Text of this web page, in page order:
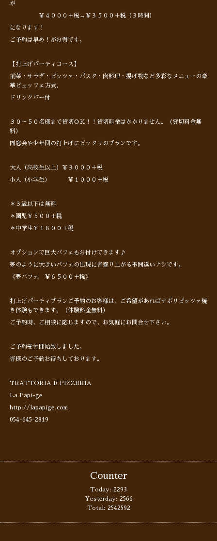
が
￥４０００＋税→￥３５００＋税（３時間）
になります！
ご予約は早め！がお得です。
【打上げパーティコース】
前菜・サラダ・ピッツァ・パスタ・肉料理・揚げ物など多彩なメニューの豪
華ビュッフェ方式。
ドリンクバー付
３０～５０名様まで貸切ＯＫ！！貸切料金はかかりません。（貸切料金無
料）
同窓会や少年団の打上げにピッタリのプランです。
大人（高校生以上）￥３０００＋税
小人（小学生） ￥１０００＋税
＊３歳以下は無料
＊園児￥５００＋税
＊中学生￥１８００＋税
オプションで巨大パフェもお付けできます♪
夢のように大きいパフェの出現に皆盛り上がる事間違いナシです。
《夢パフェ ￥６５００＋税》
打上げパーティプランご予約のお客様は、ご希望があればナポリピッツァ焼
き体験もできます。（体験料金無料）
ご予約時、ご相談に応じますので、お気軽にお問合せ下さい。
ご予約受付開始致しました。
皆様のご予約お待ちしております。
TRATTORIA E PIZZERIA
La Papi-ge
http://lapapige.com
054-645-2819
Counter
Today: 2293
Yesterday: 2566
Total: 2542592